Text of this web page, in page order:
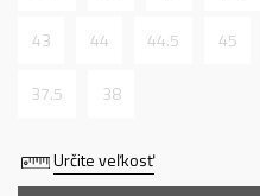
Určite veľkosť
43 44 44.5 45
37.5 38